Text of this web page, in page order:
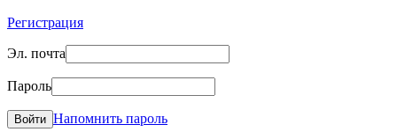
Регистрация
Эл. почта
Пароль
Войти Напомнить пароль